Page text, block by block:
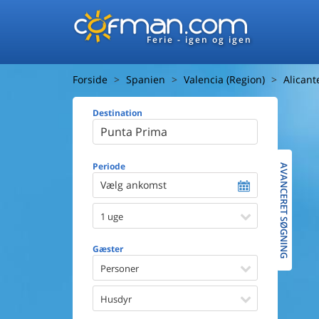
Ferie - igen og igen
Forside Spanien Valencia (Region)
Destination
Periode
Vælg ankomst
1 uge
Gæster
Personer
Husdyr
Afstand til
Udsigt til
Faciliteter
Spa
AVANCERET SØGNING